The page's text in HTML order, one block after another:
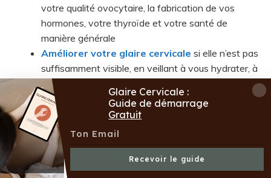
votre qualité ovocytaire, la fabrication de vos
hormones, votre thyroïde et votre santé de
manière générale
Améliorer votre glaire cervicale si elle n’est pas
suffisamment visible, en veillant à vous hydrater, à
bouger et éventuellement en vous aidant de
compléments à base d’huile d’onagre. Cela vous
permettra de voir quand votre corps prépare une
ovulation !
Quid desplantes
pour soutenir les oestrogènes ?
Elles peuvent être précieuses si les oestrogènes sont
Glaire Cervicale :
Guide de démarrage
Gratuit
Recevoir le guide